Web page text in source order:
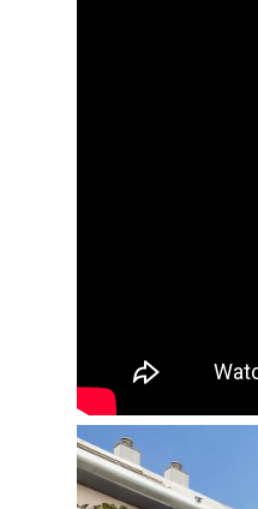
Lygintuvas:
Oro
Numerių
Šildymas
Televizorius: